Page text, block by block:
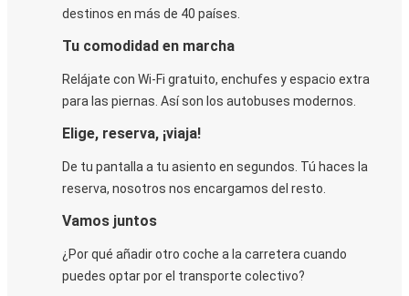
destinos en más de 40 países.
Tu comodidad en marcha
Relájate con Wi-Fi gratuito, enchufes y espacio extra
para las piernas. Así son los autobuses modernos.
Elige, reserva, ¡viaja!
De tu pantalla a tu asiento en segundos. Tú haces la
reserva, nosotros nos encargamos del resto.
Vamos juntos
¿Por qué añadir otro coche a la carretera cuando
puedes optar por el transporte colectivo?